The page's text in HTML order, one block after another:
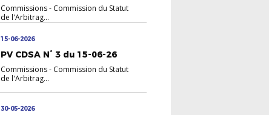
Commissions- Commission du Statut
de l'Arbitrag...
15-06-2026
PV CDSA N° 3 du 15-06-26
Commissions- Commission du Statut
de l'Arbitrag...
30-05-2026